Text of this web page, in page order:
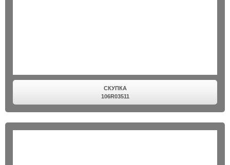
СКУПКА
106R03511